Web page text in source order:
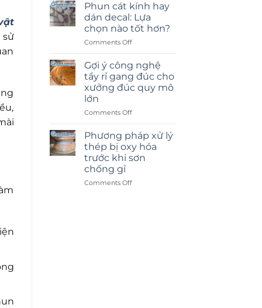
sử
Phun cát kính hay
dán decal: Lựa
chọn nào tốt hơn?
Comments Offon
cát
kính
hay
dán
Lựa
nào
tốt
hơn?
Gợi ý công nghệ
tẩy rỉ gang đúc cho
xưởng đúc quy mô
lớn
Comments Offon
ý
công
nghệ
tẩy
gang
Phương pháp xử lý
thép bị oxy hóa
trước khi sơn
chống gỉ
Comments Offon